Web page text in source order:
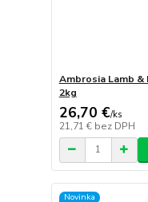
Ambrosia Lamb
2kg
26,70 €/ks
21,71 € bez DPH
Novinka